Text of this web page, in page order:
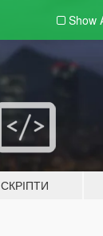
Show
СКРІПТИ